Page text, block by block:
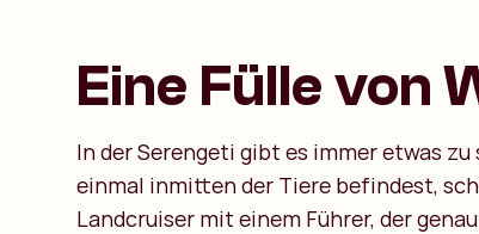
Eine Fülle von
In der Serengeti gibt es immer etwas zu
einmal inmitten der Tiere befindest,
Landcruiser mit einem Führer, der